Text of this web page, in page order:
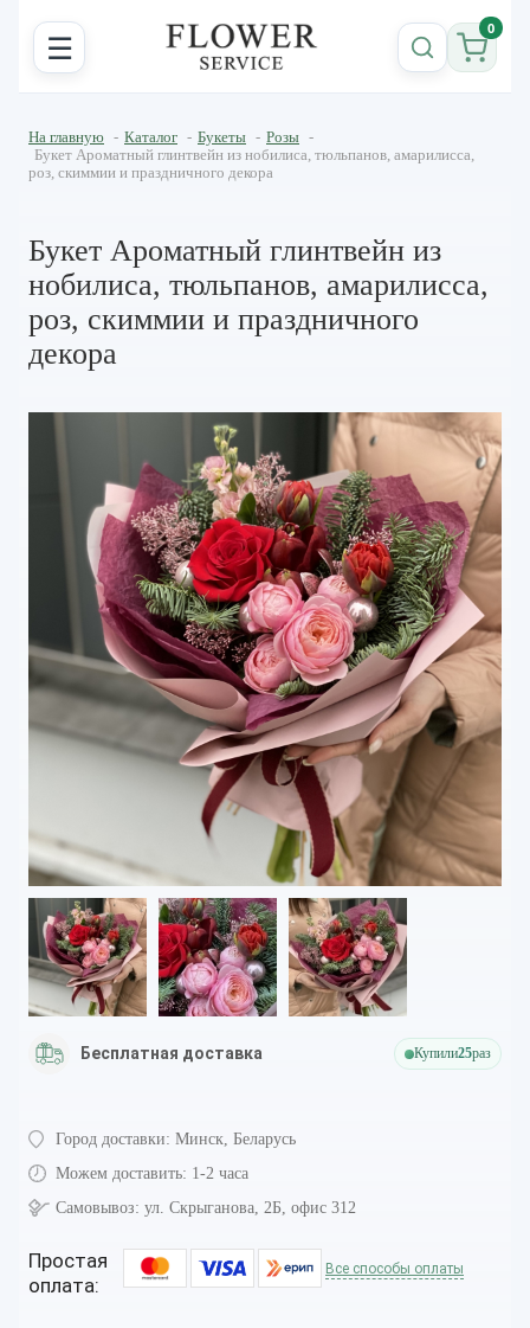
☰ 0
На главную - Каталог - Букеты - Розы -
Букет Ароматный глинтвейн из нобилиса, тюльпанов, амарилисса,
роз, скиммии и праздничного декора
Букет Ароматный глинтвейн из
нобилиса, тюльпанов, амарилисса,
роз, скиммии и праздничного
декора
Бесплатная доставка Купили25раз
Город доставки: Минск, Беларусь
Можем доставить: 1-2 часа
Самовывоз: ул. Скрыганова, 2Б, офис 312
Простая
оплата:
Все способы оплаты